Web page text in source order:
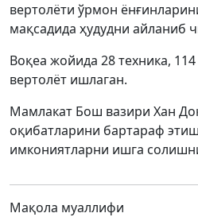
вертолёти ўрмон
мақсадида ҳудудни айланиб
Воқеа жойида 28 техника,
вертолёт ишлаган.
Мамлакат Бош вазири Хан
оқибатларини бартараф
имкониятларни ишга
Мақола муаллифи